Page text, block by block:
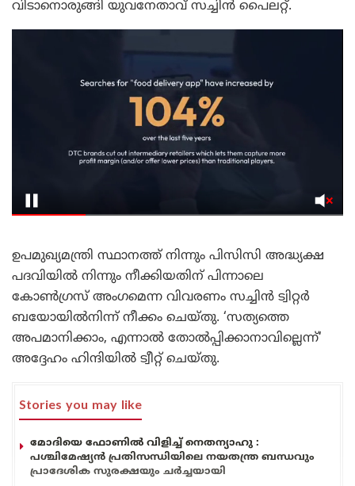
വിടാനൊരുങ്ങി യുവനേതാവ് സച്ചിൻ പൈലറ്റ്.
ഉപമുഖ്യമന്ത്രി സ്ഥാനത്ത് നിന്നും പിസിസി അദ്ധ്യക്ഷ
പദവിയിൽ നിന്നും നീക്കിയതിന് പിന്നാലെ
കോണ്‍ഗ്രസ് അംഗമെന്ന വിവരണം സച്ചിന്‍ ട്വിറ്റര്‍
ബയോയില്‍നിന്ന് നീക്കം ചെയ്തു. ‘സത്യത്തെ
അപമാനിക്കാം, എന്നാൽ തോൽപ്പിക്കാനാവില്ലെന്ന്‘
അദ്ദേഹം ഹിന്ദിയിൽ ട്വീറ്റ് ചെയ്തു.
Stories you may like
മോദിയെ ഫോണിൽ വിളിച്ച് നെതന്യാഹു :
പശ്ചിമേഷ്യൻ പ്രതിസന്ധിയിലെ നയതന്ത്ര ബന്ധവും
പ്രാദേശിക സുരക്ഷയും ചർച്ചയായി